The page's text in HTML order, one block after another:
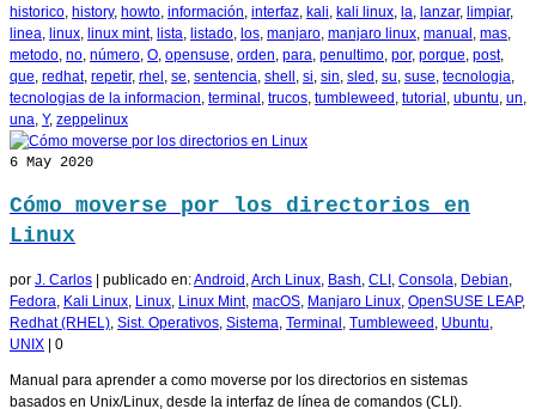
historico history, howto información interfaz kali kali linux la lanzar, limpiar,
linea linux linux mint, lista listado los manjaro manjaro linux manual mas
metodo no número O opensuse orden para penultimo por, porque post,
que redhat, repetir, rhel se sentencia shell si sin sled su suse tecnologia
tecnologias de la informacion terminal trucos tumbleweed tutorial ubuntu un
una Y, zeppelinux
6 May 2020
Cómo moverse por los directorios en
Linux
por J. Carlos | publicado en:Android Arch Linux Bash CLI Consola Debian
Fedora Kali Linux Linux Linux Mint, macOS Manjaro Linux OpenSUSE LEAP,
Redhat (RHEL) Sist. Operativos Sistema Terminal Tumbleweed Ubuntu
UNIX | 0
Manual para aprender a como moverse por los directorios en sistemas
basados en Unix/Linux, desde la interfaz de línea de comandos (CLI).